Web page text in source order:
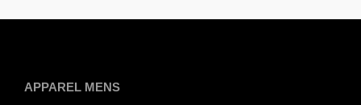
APPAREL MENS